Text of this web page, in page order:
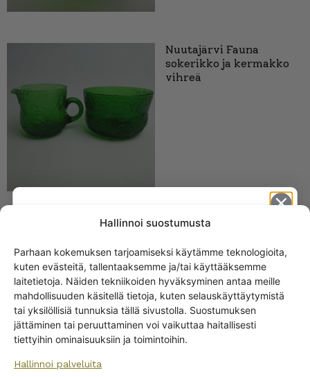
Hallinnoi suostumusta
Parhaan kokemuksen tarjoamiseksi käytämme teknologioita,
kuten evästeitä, tallentaaksemme ja/tai käyttääksemme
laitetietoja. Näiden tekniikoiden hyväksyminen antaa meille
mahdollisuuden käsitellä tietoja, kuten selauskäyttäytymistä
tai yksilöllisiä tunnuksia tällä sivustolla. Suostumuksen
jättäminen tai peruuttaminen voi vaikuttaa haitallisesti
tiettyihin ominaisuuksiin ja toimintoihin.
Hallinnoi palveluita
Nuutajärvi Fauna
sokerikko ja kermakko
vihreä
Nuutajärvi Fauna olutlasi
Get -5%
off?
Yes! I want the discount